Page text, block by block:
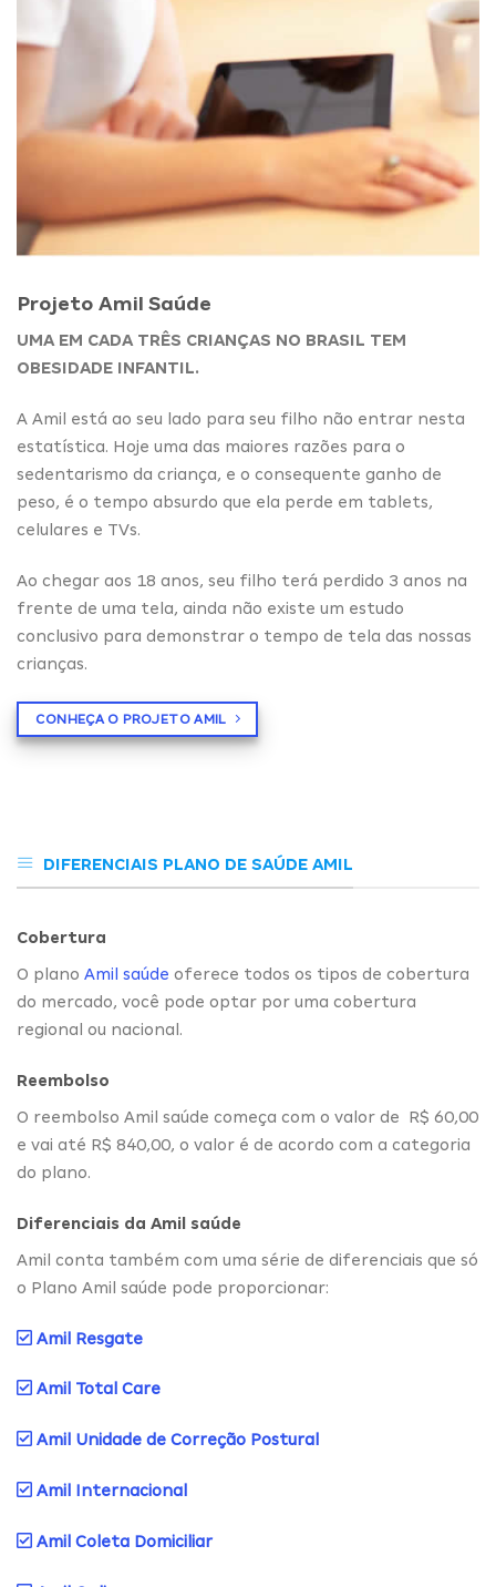
Projeto Amil Saúde
UMA EM CADA TRÊS CRIANÇAS NO BRASIL TEM
OBESIDADE INFANTIL.
A Amil está ao seu lado para seu filho não entrar nesta
estatística. Hoje uma das maiores razões para o
sedentarismo da criança, e o consequente ganho de
peso, é o tempo absurdo que ela perde em tablets,
celulares e TVs.
Ao chegar aos 18 anos, seu filho terá perdido 3 anos na
frente de uma tela, ainda não existe um estudo
conclusivo para demonstrar o tempo de tela das nossas
crianças.
CONHEÇA O PROJETO AMIL
DIFERENCIAIS PLANO DE SAÚDE AMIL
Cobertura
O plano Amil saúde oferece todos os tipos de cobertura
do mercado, você pode optar por uma cobertura
regional ou nacional.
Reembolso
O reembolso Amil saúde começa com o valor de R$ 60,00
e vai até R$ 840,00, o valor é de acordo com a categoria
do plano.
Diferenciais da Amil saúde
Amil conta também com uma série de diferenciais que só
o Plano Amil saúde pode proporcionar:
Amil Resgate
Amil Total Care
Amil Unidade de Correção Postural
Amil Internacional
Amil Coleta Domiciliar